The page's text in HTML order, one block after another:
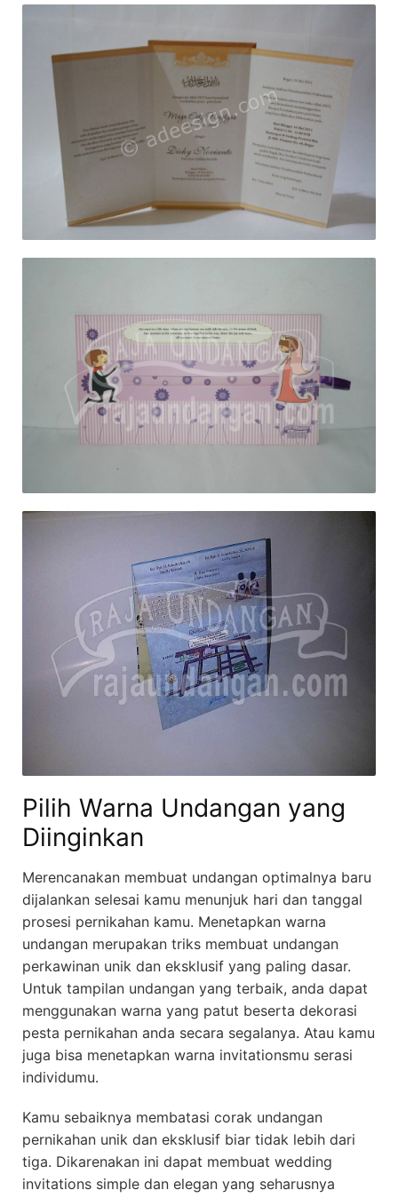
Pilih Warna Undangan yang
Diinginkan
Merencanakan membuat undangan optimalnya baru
dijalankan selesai kamu menunjuk hari dan tanggal
prosesi pernikahan kamu. Menetapkan warna
undangan merupakan triks membuat undangan
perkawinan unik dan eksklusif yang paling dasar.
Untuk tampilan undangan yang terbaik, anda dapat
menggunakan warna yang patut beserta dekorasi
pesta pernikahan anda secara segalanya. Atau kamu
juga bisa menetapkan warna invitationsmu serasi
individumu.
Kamu sebaiknya membatasi corak undangan
pernikahan unik dan eksklusif biar tidak lebih dari
tiga. Dikarenakan ini dapat membuat wedding
invitations simple dan elegan yang seharusnya